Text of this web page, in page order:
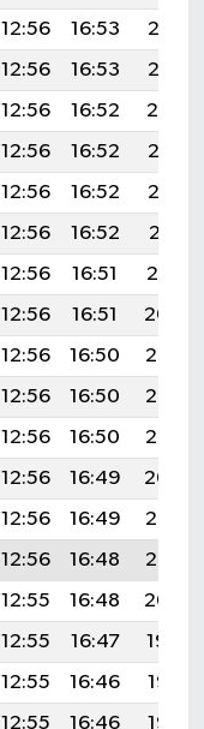
12:56 16:53
20:16
12:56 16:53
20:15
12:56 16:52
20:14
12:56 16:52
20:13
12:56 16:52
20:12
12:56 16:52
20:11
12:56 16:51
20:10
12:56 16:51
20:09
12:56 16:50
20:08
12:56 16:50
20:07
12:56 16:50
20:05
12:56 16:49
20:04
12:56 16:49
20:03
12:56 16:48
20:02
12:55 16:48
20:00
12:55 16:47
19:59
12:55 16:46
19:58
12:55 16:46
19:57